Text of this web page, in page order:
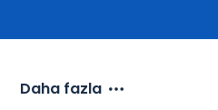
Daha fazla